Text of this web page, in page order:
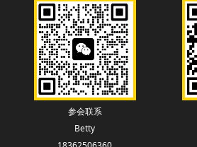
参会联系
Betty